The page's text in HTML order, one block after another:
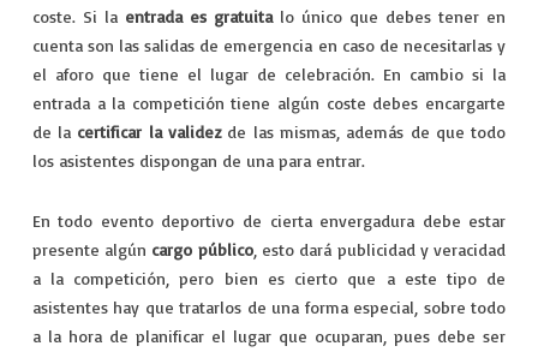
coste. Si la entrada es gratuitalo único que debes tener en
cuenta son las salidas de emergencia en caso de necesitarlas y
el aforo que tiene el lugar de celebración. En cambio si la
entrada a la competición tiene algún coste debes encargarte
de la certificar la validezde las mismas, además de que todo
los asistentes dispongan de una para entrar.
En todo evento deportivo de cierta envergadura debe estar
presente algún cargo público, esto dará publicidad y veracidad
a la competición, pero bien es cierto que a este tipo de
asistentes hay que tratarlos de una forma especial, sobre todo
a la hora de planificar el lugar que ocuparan, pues debe ser